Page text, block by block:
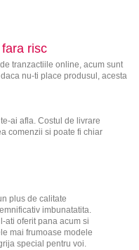
risc
tranzactiile online, acum sunt
nu-ti place produsul, acesta
ai afla. Costul de livrare
comenzii si poate fi chiar
plus de calitate
imbunatatita.
ati oferit pana acum si
mai frumoase modele
special pentru voi.